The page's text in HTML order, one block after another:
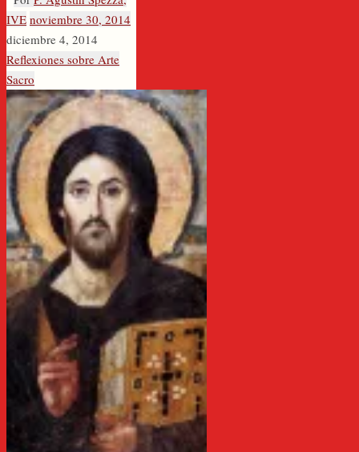
IVE noviembre 30, 2014
diciembre 4, 2014
Reflexiones sobre Arte
Sacro